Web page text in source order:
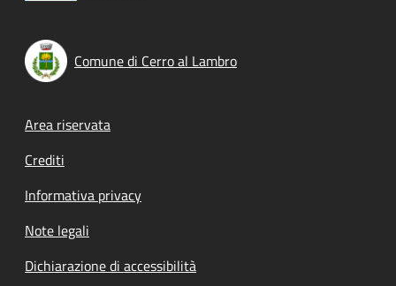
Comune di Cerro al Lambro
Footer menu
Area riservata
Crediti
Informativa privacy
Note legali
Dichiarazione di accessibilità